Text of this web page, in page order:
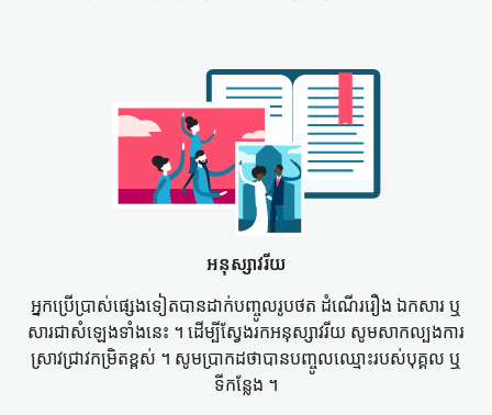
អនុស្សាវរីយ
អ្នកប្រើប្រាស់​ផ្សេងទៀត​បាន​ដាក់​បញ្ចូល​រូបថត ដំណើររឿង ឯកសារ ឬ​
សារ​ជា​សំឡេង​ទាំងនេះ ។ ដើម្បី​ស្វែងរក​អនុស្សាវរីយ សូម​សាកល្បង​ការ
ស្រាវជ្រាវ​កម្រិត​ខ្ពស់ ។ សូម​ប្រាកដ​ថា​បាន​បញ្ចូល​ឈ្មោះ​របស់​បុគ្គល ឬ​
ទីកន្លែង ។